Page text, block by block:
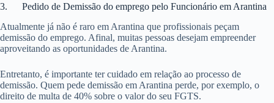
3. Pedido de Demissão do emprego pelo Funcionário em Arantina
Atualmente já não é raro em Arantina que profissionais peçam
demissão do emprego. Afinal, muitas pessoas desejam empreender
aproveitando as oportunidades de Arantina.
Entretanto, é importante ter cuidado em relação ao processo de
demissão. Quem pede demissão em Arantina perde, por exemplo, o
direito de multa de 40% sobre o valor do seu FGTS.